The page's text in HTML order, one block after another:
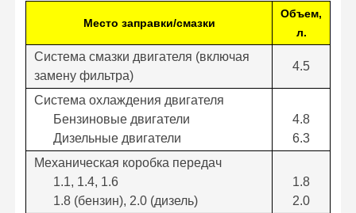
Место заправки/смазки
Объем,
л.
Система смазки двигателя (включая
замену фильтра)
4.5
Система охлаждения двигателя
Бензиновые двигатели
Дизельные двигатели
4.8
6.3
Механическая коробка передач
1.1, 1.4, 1.6
1.8 (бензин), 2.0 (дизель)
1.8
2.0